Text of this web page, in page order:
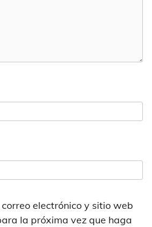
electrónico y sitio web
la próxima vez que haga